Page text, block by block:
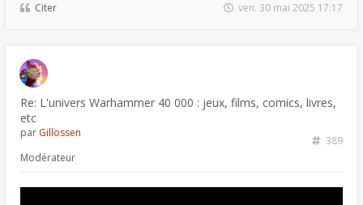
Citer ven. 30 mai 2025 17:17
Re: L'univers Warhammer 40 000 : jeux, films, comics, livres,
etc
389
par Gillossen
Modérateur